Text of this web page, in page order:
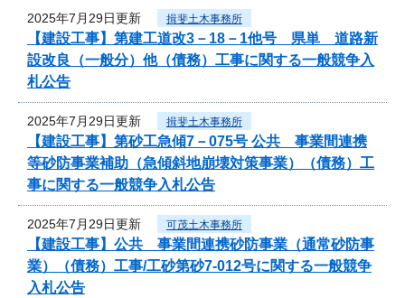
2025年7月29日更新 揖斐土木事務所
【建設工事】第建工道改3－18－1他号 県単 道路新
設改良（一般分）他（債務）工事に関する一般競争入
札公告
2025年7月29日更新 揖斐土木事務所
【建設工事】第砂工急傾7－075号 公共 事業間連携
等砂防事業補助（急傾斜地崩壊対策事業）（債務）工
事に関する一般競争入札公告
2025年7月29日更新 可茂土木事務所
【建設工事】公共 事業間連携砂防事業（通常砂防事
業）（債務）工事/工砂第砂7-012号に関する一般競争
入札公告